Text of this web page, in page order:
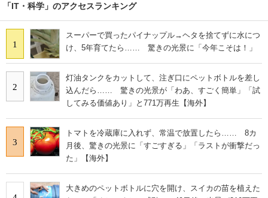
「IT・科学」のアクセスランキング
1
スーパーで買ったパイナップル→ヘタを捨てずに水につ
け、5年育てたら…… 驚きの光景に「今年こそは！」
2
灯油タンクをカットして、注ぎ口にペットボトルを差し
込んだら…… 驚きの光景が「わあ、すごく簡単」「試
してみる価値あり」と771万再生【海外】
3
トマトを冷蔵庫に入れず、常温で放置したら…… 8カ
月後、驚きの光景に「すごすぎる」「ラストが衝撃だっ
た」【海外】
大きめのペットボトルに穴を開け、スイカの苗を植えた